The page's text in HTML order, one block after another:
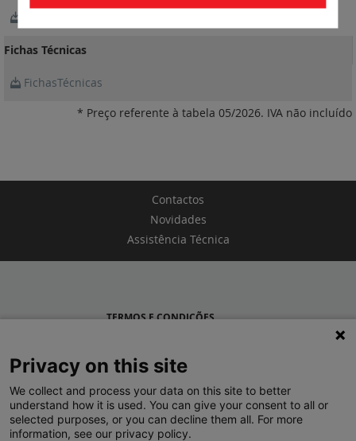
Fichas Técnicas
FichasTécnicas
* Preço referente à tabela 05/2026. IVA não incluído
Contactos
Novidades
Assistência Técnica
TERMOS E CONDIÇÕES
LEGRAND PORTUGAL
GRUPO LEGRAND NO MUNDO
Privacy on this site
We collect and process your data on this site to better
understand how it is used. You can give your consent to all or
selected purposes, or you can decline them all. For more
information, see our privacy policy.